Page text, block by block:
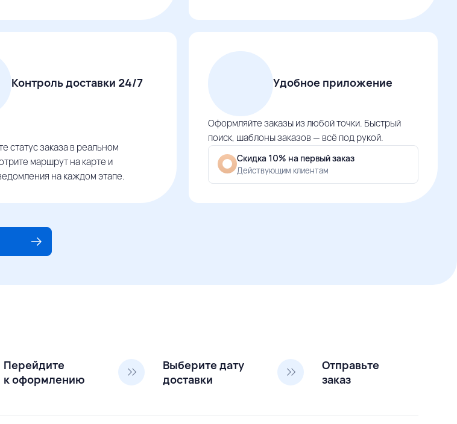
Контроль доставки 24/7
статус заказа в реальном
маршрут на карте и
на каждом этапе.
Удобное приложение
Оформляйте заказы из любой точки. Быстрый
поиск, шаблоны заказов — всё под рукой.
Скидка 10% на первый заказ
Действующим клиентам
Перейдите
к оформлению
Выберите дату
доставки
Отправьте
заказ